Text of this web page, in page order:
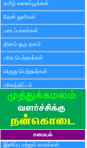
தமிழ் வலைப்பூக்கள்
தேன் துளிகள்
படைப்பாளர்கள்
தினம் ஒரு தளம்
பரிசு பெற்றவர்கள்
விருது பெற்றவர்கள்
பரிசுத்திட்டம்
சமையல்
இனிப்பு மற்றும் காரங்கள்